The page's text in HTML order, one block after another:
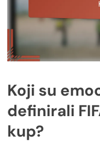
Koji su
definirali
kup?